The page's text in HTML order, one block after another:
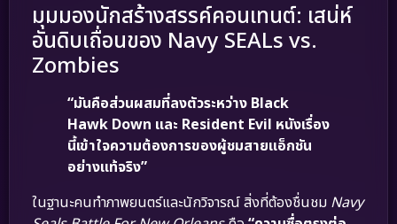
มุมมองนักสร้างสรรค์คอนเทนต์: เสน่ห์
อันดิบเถื่อนของ Navy SEALs vs.
Zombies
“มันคือส่วนผสมที่ลงตัวระหว่าง Black
Hawk Down และ Resident Evil หนังเรื่อง
นี้เข้าใจความต้องการของผู้ชมสายแอ็กชัน
อย่างแท้จริง”
ในฐานะคนทำภาพยนตร์และนักวิจารณ์ สิ่งที่ต้องชื่นชม Navy